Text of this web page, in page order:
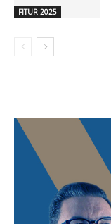
FITUR 2025